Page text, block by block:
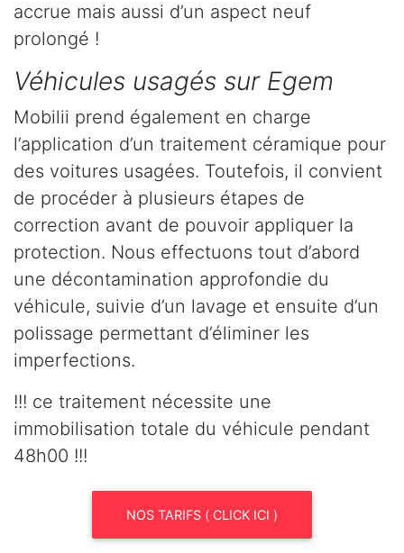
accrue mais aussi d’un aspect neuf
prolongé !
Véhicules usagés sur Egem
Mobilii prend également en charge
l’application d’un traitement céramique pour
des voitures usagées. Toutefois, il convient
de procéder à plusieurs étapes de
correction avant de pouvoir appliquer la
protection. Nous effectuons tout d’abord
une décontamination approfondie du
véhicule, suivie d’un lavage et ensuite d’un
polissage permettant d’éliminer les
imperfections.
!!! ce traitement nécessite une
immobilisation totale du véhicule pendant
48h00 !!!
NOS TARIFS ( CLICK ICI )